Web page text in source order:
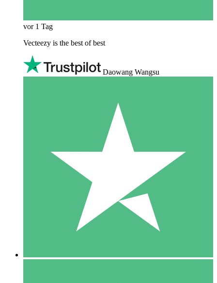
vor 1 Tag
Vecteezy is the best of best
Daowang Wangsu